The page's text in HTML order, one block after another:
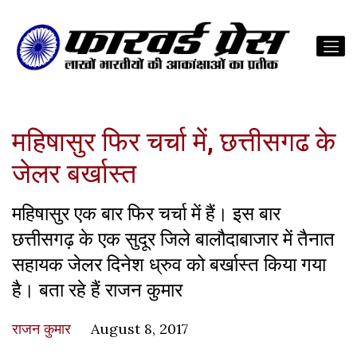
महिषासुर फिर चर्चा में, छत्तीसगढ के
जेलर बर्खास्त
महिषासुर एक बार फिर चर्चा में हैं। इस बार
छत्तीसगढ़ के एक सुदूर जिले बालौदाबाजार में तैनात
सहायक जेलर दिनेश ध्रुव को बर्खास्त किया गया
है। बता रहे हैं राजन कुमार
राजन कुमार August 8, 2017